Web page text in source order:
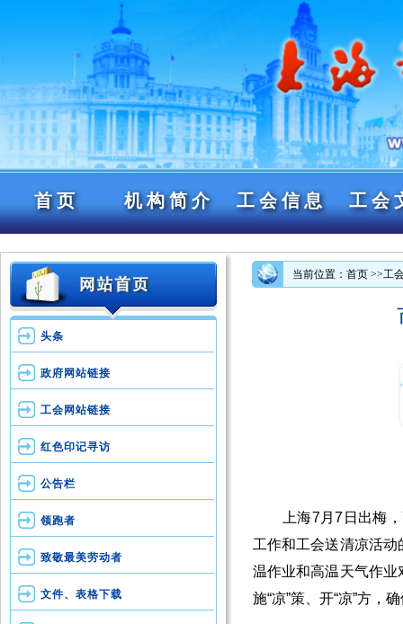
首页 机构简介 工会信息 工会
头条
政府网站链接
工会网站链接
红色印记寻访
公告栏
领跑者
致敬最美劳动者
文件、表格下载
当前位置：首页 >>工
上海7月7日出梅，
工作和工会送清凉活
温作业和高温天气作
施“凉”策、开“凉”方，